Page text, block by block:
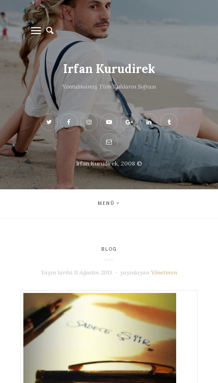
Irfan Kurudirek
Yontulmamış Tüm Ruhların Sofrası
Irfan Kurudirek, 2008 ©
MENÜ
BLOG
Yayın tarihi 11 Ağustos 2013 yayınlayanYönetmen